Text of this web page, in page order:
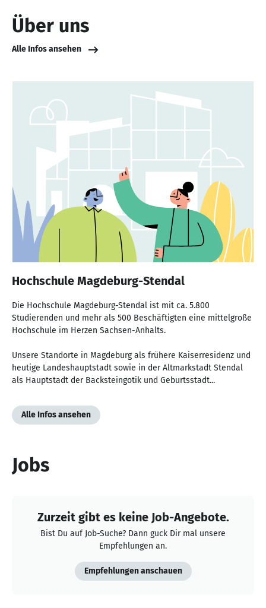
Über uns
Alle Infos ansehen
Hochschule Magdeburg-Stendal
Die Hochschule Magdeburg-Stendal ist mit ca. 5.800
Studierenden und mehr als 500 Beschäftigten eine mittelgroße
Hochschule im Herzen Sachsen-Anhalts.
Unsere Standorte in Magdeburg als frühere Kaiserresidenz und
heutige Landeshauptstadt sowie in der Altmarkstadt Stendal
als Hauptstadt der Backsteingotik und Geburtsstadt...
Alle Infos ansehen
Jobs
Zurzeit gibt es keine Job-Angebote.
Bist Du auf Job-Suche? Dann guck Dir mal unsere
Empfehlungen an.
Empfehlungen anschauen